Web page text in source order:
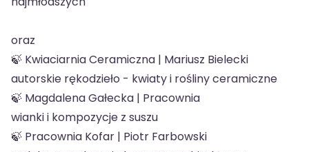
oraz
🍃 Kwiaciarnia Ceramiczna | Mariusz Bielecki
autorskie rękodzieło - kwiaty i rośliny ceramiczne
🍃 Magdalena Gałecka | Pracownia
wianki i kompozycje z suszu
🍃 Pracownia Kofar | Piotr Farbowski